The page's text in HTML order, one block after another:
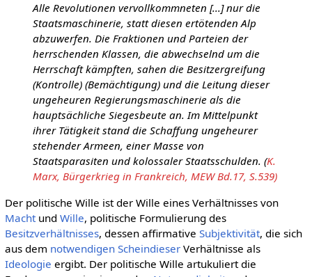
Alle Revolutionen vervollkommneten [...] nur die
Staatsmaschinerie, statt diesen ertötenden Alp
abzuwerfen. Die Fraktionen und Parteien der
herrschenden Klassen, die abwechselnd um die
Herrschaft kämpften, sahen die Besitzergreifung
(Kontrolle) (Bemächtigung) und die Leitung dieser
ungeheuren Regierungsmaschinerie als die
hauptsächliche Siegesbeute an. Im Mittelpunkt
ihrer Tätigkeit stand die Schaffung ungeheurer
stehender Armeen, einer Masse von
Staatsparasiten und kolossaler Staatsschulden. (K.
Marx, Bürgerkrieg in Frankreich, MEW Bd.17, S.539)
Der politische Wille ist der Wille eines Verhältnisses von
Machtund Wille, politische Formulierung des
Besitzverhältnisses, dessen affirmative Subjektivität, die sich
aus dem notwendigen ScheindieserVerhältnisse als
Ideologie ergibt. Der politische Wille artukuliert die